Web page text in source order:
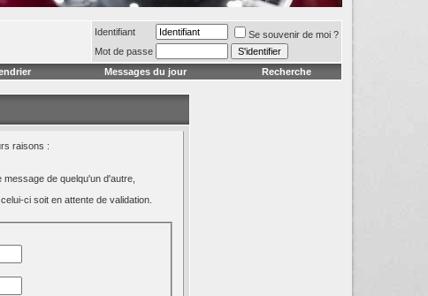
Identifiant
Se souvenir de moi ?
Mot de passe
Messages du jour Recherche
raisons :
de quelqu'un d'autre,
ci soit en attente de validation.